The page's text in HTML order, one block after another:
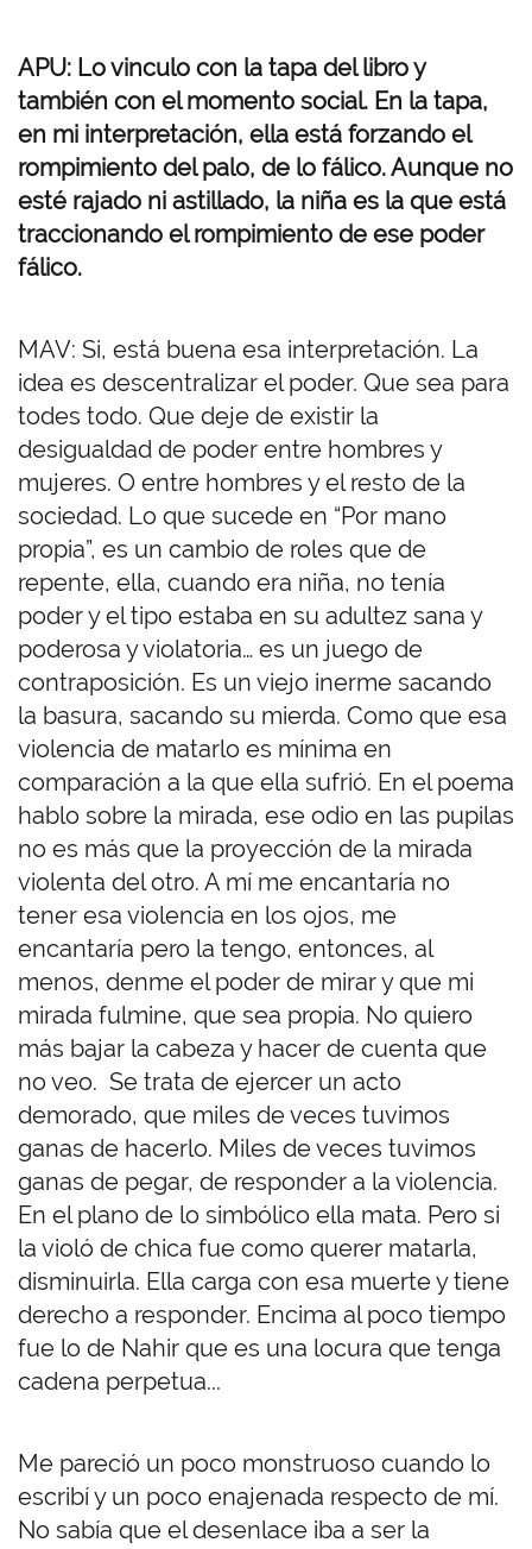
APU: Lo vinculo con la tapa del libro y
también con el momento social. En la tapa,
en mi interpretación, ella está forzando el
rompimiento del palo, de lo fálico. Aunque no
esté rajado ni astillado, la niña es la que está
traccionando el rompimiento de ese poder
fálico.
MAV: Si, está buena esa interpretación. La
idea es descentralizar el poder. Que sea para
todes todo. Que deje de existir la
desigualdad de poder entre hombres y
mujeres. O entre hombres y el resto de la
sociedad. Lo que sucede en “Por mano
propia”, es un cambio de roles que de
repente, ella, cuando era niña, no tenía
poder y el tipo estaba en su adultez sana y
poderosa y violatoria… es un juego de
contraposición. Es un viejo inerme sacando
la basura, sacando su mierda. Como que esa
violencia de matarlo es mínima en
comparación a la que ella sufrió. En el poema
hablo sobre la mirada, ese odio en las pupilas
no es más que la proyección de la mirada
violenta del otro. A mí me encantaría no
tener esa violencia en los ojos, me
encantaría pero la tengo, entonces, al
menos, denme el poder de mirar y que mi
mirada fulmine, que sea propia. No quiero
más bajar la cabeza y hacer de cuenta que
no veo. Se trata de ejercer un acto
demorado, que miles de veces tuvimos
ganas de hacerlo. Miles de veces tuvimos
ganas de pegar, de responder a la violencia.
En el plano de lo simbólico ella mata. Pero si
la violó de chica fue como querer matarla,
disminuirla. Ella carga con esa muerte y tiene
derecho a responder. Encima al poco tiempo
fue lo de Nahir que es una locura que tenga
cadena perpetua...
Me pareció un poco monstruoso cuando lo
escribí y un poco enajenada respecto de mí.
No sabía que el desenlace iba a ser la